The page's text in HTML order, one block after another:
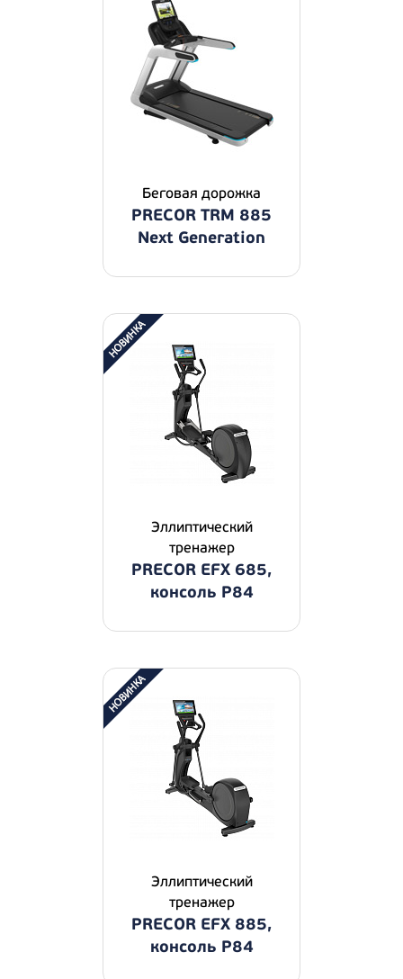
Беговая дорожка
PRECOR TRM 885
Next Generation
Эллиптический
тренажер
PRECOR EFX 685,
консоль P84
Эллиптический
тренажер
PRECOR EFX 885,
консоль P84